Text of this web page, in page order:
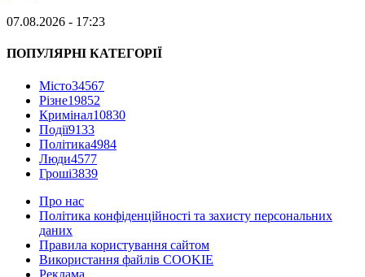
07.08.2026 - 17:23
ПОПУЛЯРНІ КАТЕГОРІЇ
Місто34567
Різне19852
Кримінал10830
Події9133
Політика4984
Люди4577
Гроші3839
Про нас
Політика конфіденційності та захисту персональних
даних
Правила користування сайтом
Використання файлів COOKIE
Реклама